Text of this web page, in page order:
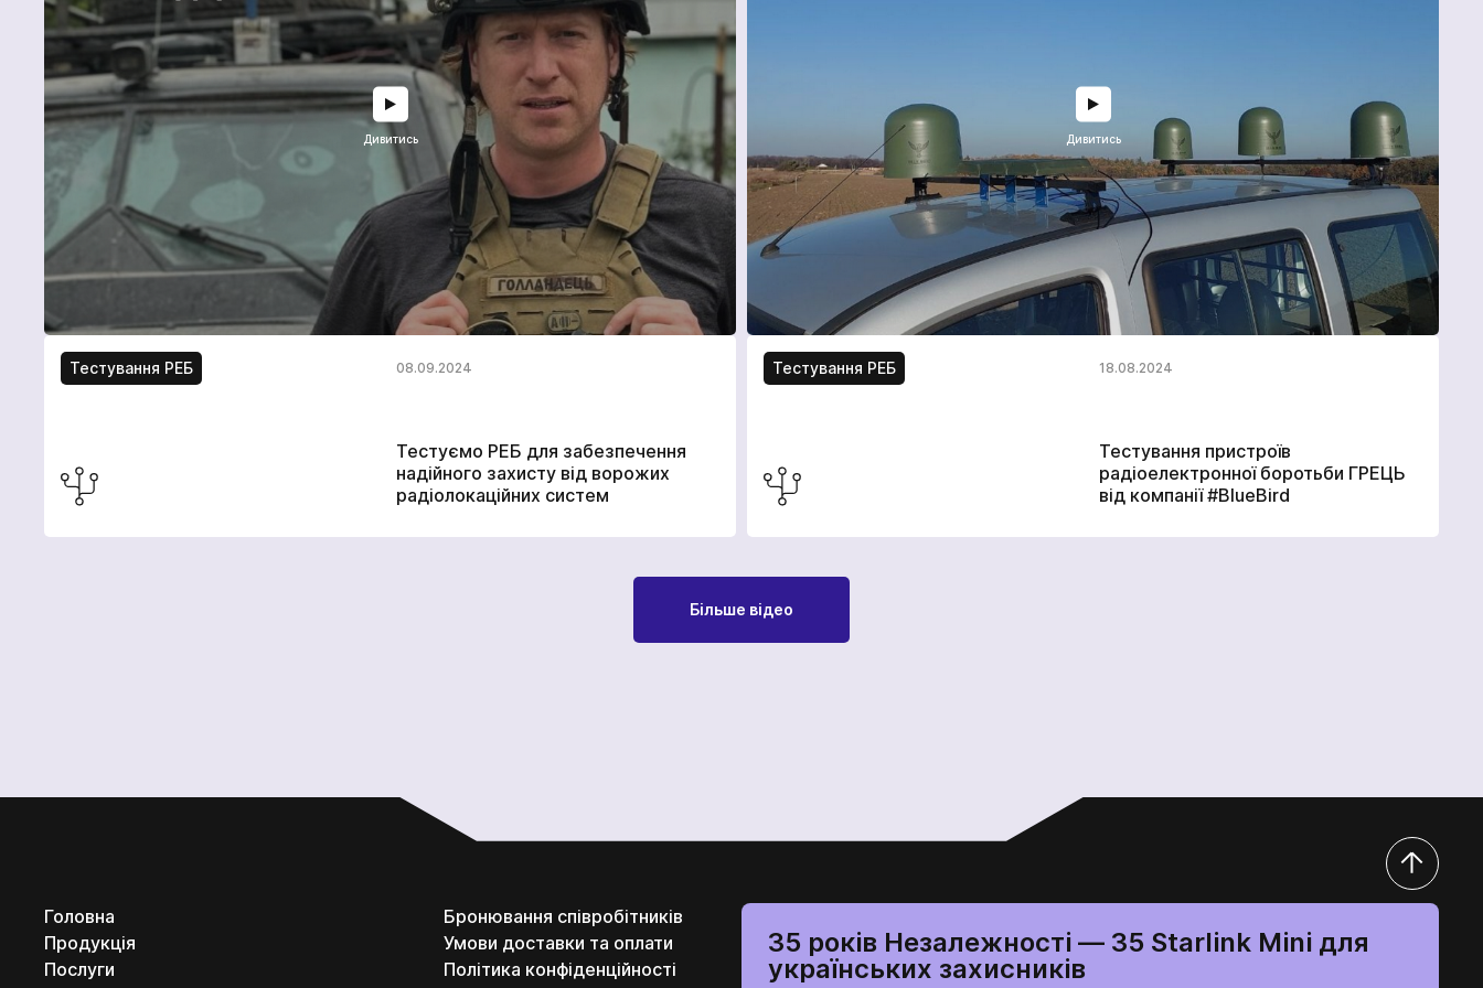
Дивитись
Тестування РЕБ 08.09.2024
Тестуємо РЕБ для забезпечення
надійного захисту від ворожих
радіолокаційних систем
Дивитись
Тестування РЕБ 18.08.2024
Тестування пристроїв
радіоелектронної боротьби ГРЕЦЬ
від компанії #BlueBird
Більше відео
Головна
Продукція
Послуги
Бронювання співробітників
Умови доставки та оплати
Політика конфіденційності
35 років Незалежності — 35 Starlink Mini для
українських захисників